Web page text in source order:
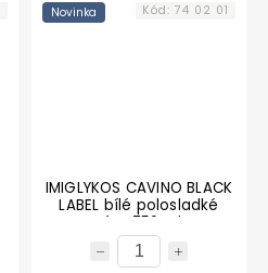
Novinka
IMIGLYKOS CAVINO BLACK
LABEL bílé polosladké
víno 750 ml
Kód: 74 02 01